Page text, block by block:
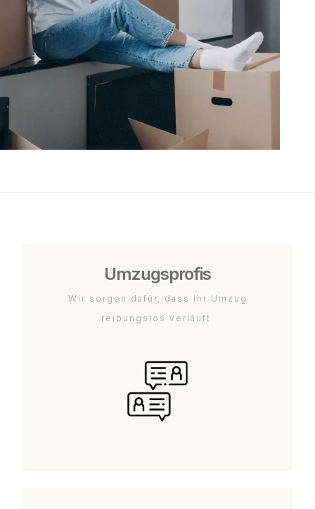
Umzugsprofis
Wir sorgen dafür, dass Ihr Umzug
reibungslos verläuft.